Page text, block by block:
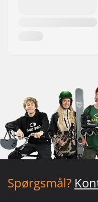
Spørgsmål?